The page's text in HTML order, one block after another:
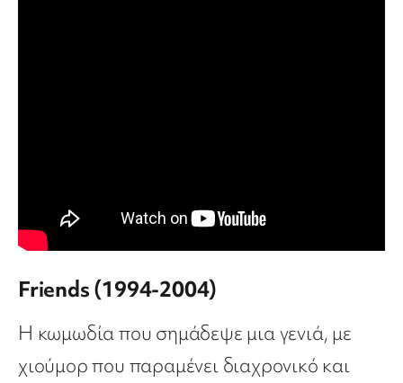
Friends (1994-2004)
Η κωμωδία που σημάδεψε μια γενιά, με
χιούμορ που παραμένει διαχρονικό και